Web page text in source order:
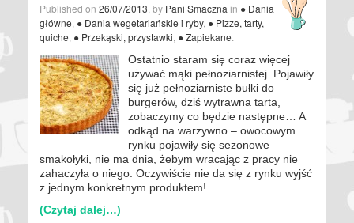
Published on 26/07/2013 , by Pani Smaczna in ● Dania
główne ● Dania wegetariańskie i ryby, ● Pizze, tarty,
quiche ● Przekąski, przystawki ● Zapiekane
Ostatnio staram się coraz więcej
używać mąki pełnoziarnistej. Pojawiły
się już pełnoziarniste bułki do
burgerów, dziś wytrawna tarta,
zobaczymy co będzie następne… A
odkąd na warzywno – owocowym
rynku pojawiły się sezonowe
smakołyki, nie ma dnia, żebym wracając z pracy nie
zahaczyła o niego. Oczywiście nie da się z rynku wyjść
z jednym konkretnym produktem!
(Czytaj dalej…)